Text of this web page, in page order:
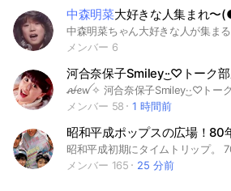
中森明菜大好きな人集まれ〜
メンバー 6
メンバー 58
1 時間前
メンバー 165
25 分前